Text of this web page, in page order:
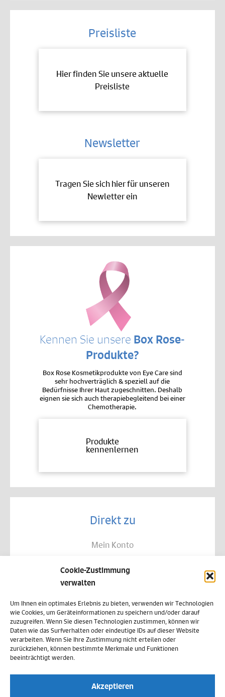
Cookie-Zustimmung
verwalten
Um Ihnen ein optimales Erlebnis zu bieten, verwenden wir Technologien
wie Cookies, um Geräteinformationen zu speichern und/oder darauf
zuzugreifen. Wenn Sie diesen Technologien zustimmen, können wir
Daten wie das Surfverhalten oder eindeutige IDs auf dieser Website
verarbeiten. Wenn Sie Ihre Zustimmung nicht erteilen oder
zurückziehen, können bestimmte Merkmale und Funktionen
beeinträchtigt werden.
Akzeptieren
Preisliste
Hier finden Sie unsere aktuelle
Preisliste
Newsletter
Tragen Sie sich hier für unseren
Newletter ein
Kennen Sie unsere Box Rose-
Produkte?
Box Rose Kosmetikprodukte von Eye Care sind
sehr hochverträglich & speziell auf die
Bedürfnisse Ihrer Haut zugeschnitten. Deshalb
eignen sie sich auch therapiebegleitend bei einer
Chemotherapie.
Produkte
kennenlernen
Direkt zu
Mein Konto
Allgemeine Geschäftsbedingungen
Datenschutz
Widerruf
Zahlungsweisen
Versand & Lieferung
Cookie-Richtlinie (EU)